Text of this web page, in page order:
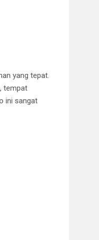
yang tepat.
tempat
ini sangat